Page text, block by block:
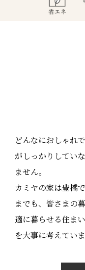
どんなにおしゃれ
がしっかりしてい
ません。
カミヤの家は豊橋
までも、皆さまの
適に暮らせる住ま
を大事に考えていま